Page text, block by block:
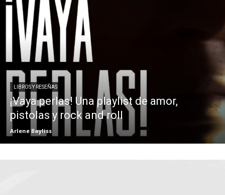
LIBROS Y RESEÑAS
¡Vaya perlas! Una playlist de amor,
pistolas y rock and roll
Arlene Bayliss